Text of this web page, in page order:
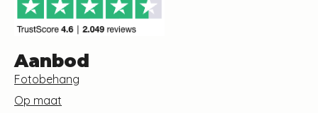
Aanbod
Fotobehang
Op maat